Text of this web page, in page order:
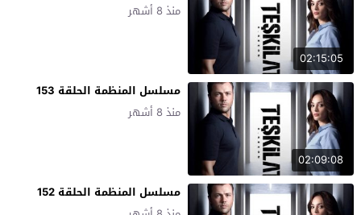
02:15:05
منذ 8 أشهر
02:09:08
مسلسل المنظمة الحلقة 153
منذ 8 أشهر
مسلسل المنظمة الحلقة 152